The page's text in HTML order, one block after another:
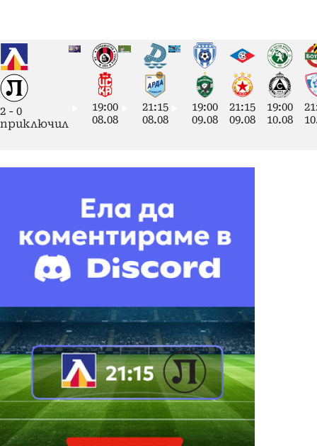
2 - 0
приключил
19:00
08.08
21:15
08.08
19:00
09.08
21:15
09.08
19:00
10.08